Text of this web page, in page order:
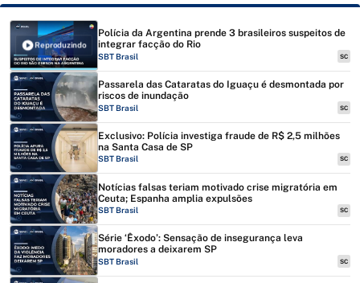
Reproduzindo
Polícia da Argentina prende 3 brasileiros suspeitos de
integrar facção do Rio
SBT Brasil SC
Passarela das Cataratas do Iguaçu é desmontada por
riscos de inundação
SBT Brasil SC
Exclusivo: Polícia investiga fraude de R$ 2,5 milhões
na Santa Casa de SP
SBT Brasil SC
Notícias falsas teriam motivado crise migratória em
Ceuta; Espanha amplia expulsões
SBT Brasil SC
Série ‘Êxodo’: Sensação de insegurança leva
moradores a deixarem SP
SBT Brasil SC